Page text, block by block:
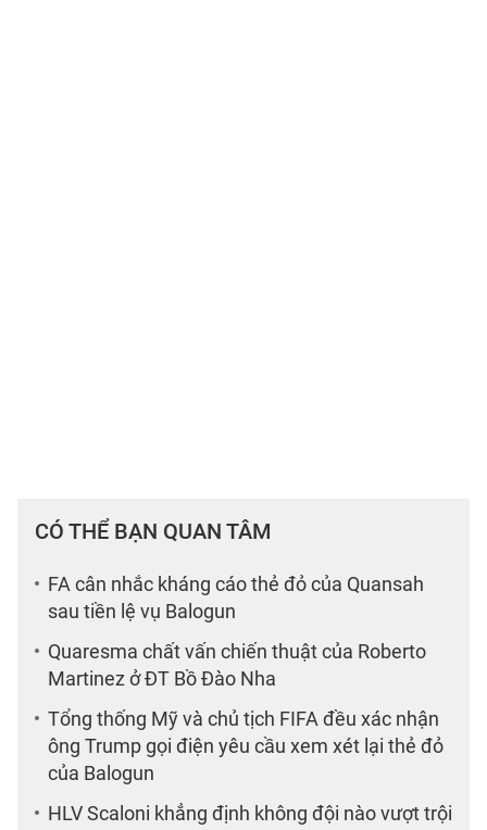
CÓ THỂ BẠN QUAN TÂM
FA cân nhắc kháng cáo thẻ đỏ của Quansah
sau tiền lệ vụ Balogun
Quaresma chất vấn chiến thuật của Roberto
Martinez ở ĐT Bồ Đào Nha
Tổng thống Mỹ và chủ tịch FIFA đều xác nhận
ông Trump gọi điện yêu cầu xem xét lại thẻ đỏ
của Balogun
HLV Scaloni khẳng định không đội nào vượt trội